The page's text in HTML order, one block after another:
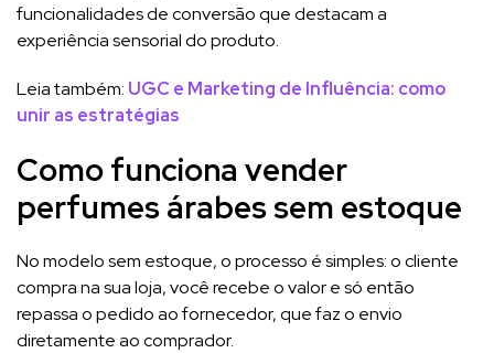
funcionalidades de conversão que destacam a
experiência sensorial do produto.
Leia também: UGC e Marketing de Influência: como
unir as estratégias
Como funciona vender
perfumes árabes sem estoque
No modelo sem estoque, o processo é simples: o cliente
compra na sua loja, você recebe o valor e só então
repassa o pedido ao fornecedor, que faz o envio
diretamente ao comprador.